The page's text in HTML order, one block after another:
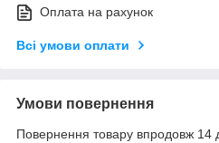
Оплата на рахунок
Всі умови оплати
Умови повернення
Повернення товару впродовж 14